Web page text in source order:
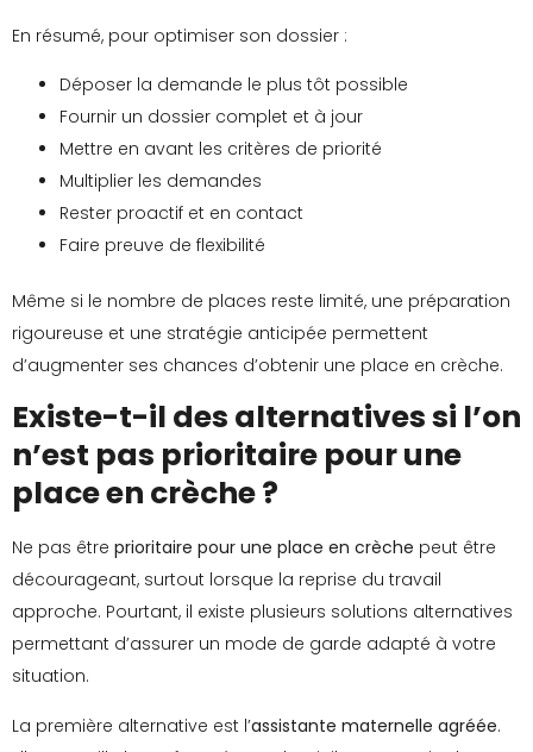
En résumé, pour optimiser son dossier :
Déposer la demande le plus tôt possible
Fournir un dossier complet et à jour
Mettre en avant les critères de priorité
Multiplier les demandes
Rester proactif et en contact
Faire preuve de flexibilité
Même si le nombre de places reste limité, une préparation
rigoureuse et une stratégie anticipée permettent
d’augmenter ses chances d’obtenir une place en crèche.
Existe-t-il des alternatives si l’on
n’est pas prioritaire pour une
place en crèche ?
Ne pas être prioritaire pour une place en crèche peut être
décourageant, surtout lorsque la reprise du travail
approche. Pourtant, il existe plusieurs solutions alternatives
permettant d’assurer un mode de garde adapté à votre
situation.
La première alternative est l’assistante maternelle agréée.